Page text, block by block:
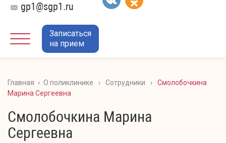
gp1@sgp1.ru
Записаться
на прием
Главная › О поликлинике › Сотрудники › Смолобочкина
Марина Сергеевна
Смолобочкина Марина
Сергеевна